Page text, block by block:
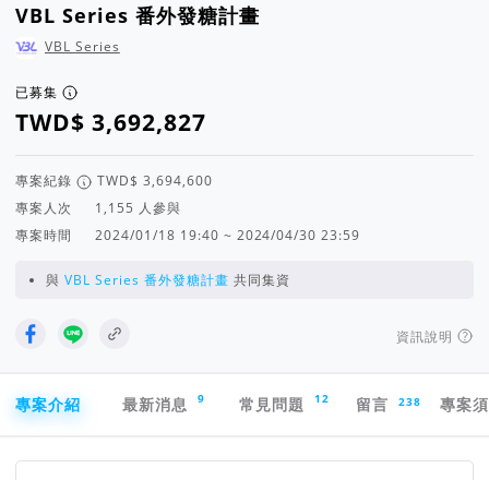
VBL Series 番外發糖計畫
VBL Series
已募集
專案紀錄
專案人次
人參與
專案時間
2024/01/18 19:40 ~ 2024/04/30 23:59
與 VBL Series 番外發糖計畫 共同集資
資訊說明
專案介紹
最新消息 9 常見問題 12 留言 238 專案